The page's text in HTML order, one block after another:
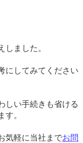
しました。
にしてみてください
しい手続きも省ける
す。
気軽に当社までお問